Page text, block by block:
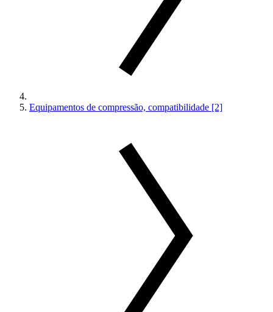
Equipamentos de compressão, compatibilidade [2]